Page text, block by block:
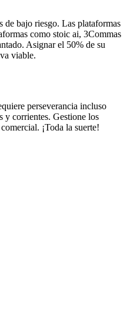
de bajo riesgo. Las plataformas
como stoic ai, 3Commas
Asignar el 50% de su
viable.
perseverancia incluso
y corrientes. Gestione los
¡Toda la suerte!